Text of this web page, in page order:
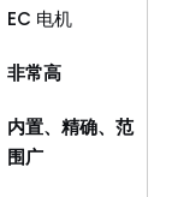
EC 电机
非常高
内置、精确、范
围广